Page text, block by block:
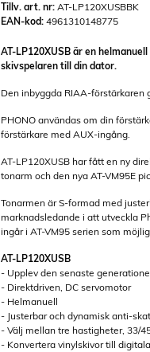
Tillv. art. nr: AT-LP120XUSBBK
EAN-kod: 4961310148775
AT-LP120XUSB är en
skivspelaren till din dator.
Den inbyggda RIAA-förstärkaren
PHONO användas om din
förstärkare med AUX-ingång.
AT-LP120XUSB har fått en ny
tonarm och den nya AT-VM95E
Tonarmen är S-formad med
marknadsledande i att utveckla
ingår i AT-VM95 serien som
AT-LP120XUSB
- Upplev den senaste
- Direktdriven, DC servomotor
- Helmanuell
- Justerbar och dynamisk anti-
- Välj mellan tre hastigheter, 33/
- Konvertera vinylskivor till